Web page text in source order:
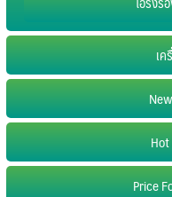
เ
Price